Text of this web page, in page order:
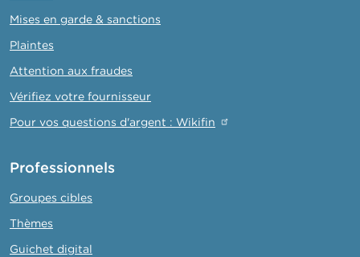
Mises en garde & sanctions
Plaintes
Attention aux fraudes
Vérifiez votre fournisseur
Pour vos questions d'argent : Wikifin
Professionnels
Groupes cibles
Thèmes
Guichet digital